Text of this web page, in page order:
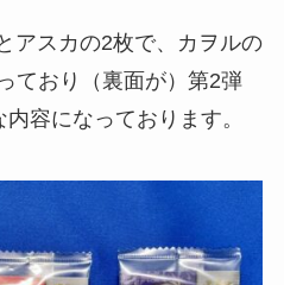
アスカの2枚で、カヲルの
ており（裏面が）第2弾
容になっております。